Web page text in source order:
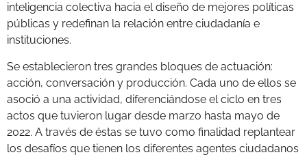
inteligencia colectiva hacia el diseño de mejores políticas
públicas y redefinan la relación entre ciudadanía e
instituciones.
Se establecieron tres grandes bloques de actuación:
acción, conversación y producción. Cada uno de ellos se
asoció a una actividad, diferenciándose el ciclo en tres
actos que tuvieron lugar desde marzo hasta mayo de
2022. A través de éstas se tuvo como finalidad replantear
los desafíos que tienen los diferentes agentes ciudadanos